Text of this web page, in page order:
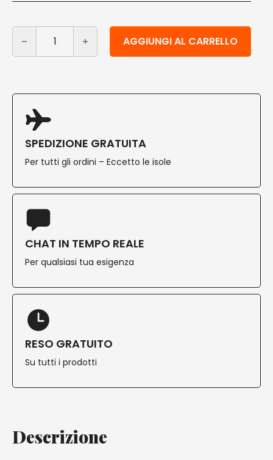
Piattini quadrati in polpa di cellulosa e PLA 16 cm 100
AGGIUNGI AL CARRELLO
Alternative:
SPEDIZIONE GRATUITA
Per tutti gli ordini – Eccetto le isole
CHAT IN TEMPO REALE
Per qualsiasi tua esigenza
RESO GRATUITO
Su tutti i prodotti
Descrizione